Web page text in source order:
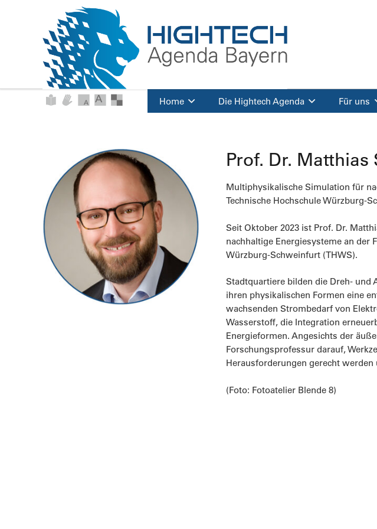
Home Die Hightech Agenda Für uns
Prof. Dr. Matthias
Multiphysikalische Simulation für
Technische Hochschule Würzburg-
Seit Oktober 2023 ist Prof. Dr.
nachhaltige Energiesysteme an der
Würzburg-Schweinfurt (THWS).
Stadtquartiere bilden die Dreh- und
ihren physikalischen Formen eine
wachsenden Strombedarf von
Wasserstoff, die Integration
Energieformen. Angesichts der
Forschungsprofessur darauf,
Herausforderungen gerecht
(Foto: Fotoatelier Blende 8)